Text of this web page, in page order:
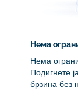
Нема
Нема
Подигнете
брзина без